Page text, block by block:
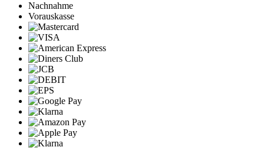
Nachnahme
Vorauskasse